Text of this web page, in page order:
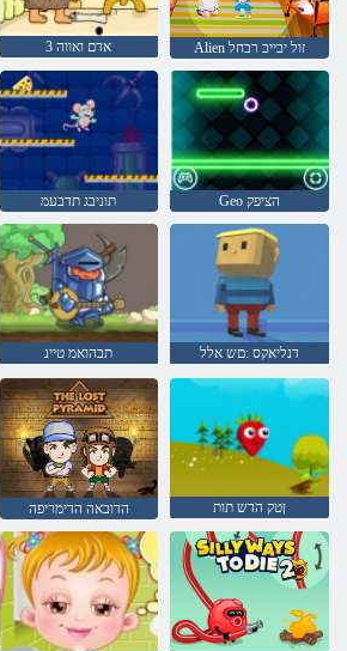
אדם ואווה 3 Alien זול יבייב רבחל
תוניבג תדבעמ Geo הציפק
תבהואמ טיינ דנליאקס :םש אלל
הדובאה הדימריפה ןטק הדש תות